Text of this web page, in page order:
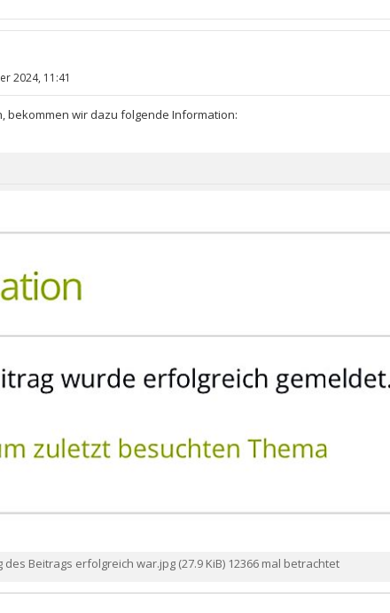
2024, 11:41
bekommen wir dazu folgende Information:
Beitrags erfolgreich war.jpg (27.9 KiB) 12366 mal betrachtet